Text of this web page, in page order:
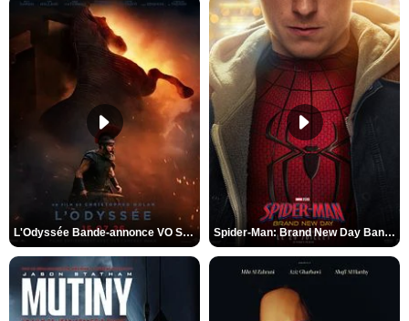
L'Odyssée Bande-annonce VO STFR Spider-Man: Brand New Day Bande-annonce VO STFR